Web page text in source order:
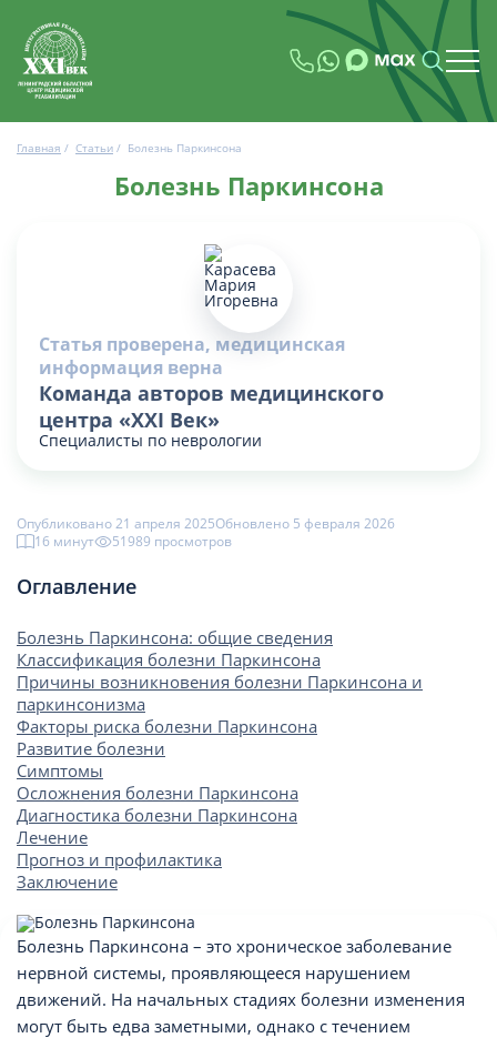
Главная / Статьи / Болезнь Паркинсона
Болезнь Паркинсона
Статья проверена, медицинская
информация верна
Команда авторов медицинского
центра «XXI Век»
Специалисты по неврологии
Опубликовано 21 апреля 2025Обновлено 5 февраля 2026
16 минут
51989 просмотров
Оглавление
Болезнь Паркинсона: общие сведения
Классификация болезни Паркинсона
Причины возникновения болезни Паркинсона и
паркинсонизма
Факторы риска болезни Паркинсона
Развитие болезни
Симптомы
Осложнения болезни Паркинсона
Диагностика болезни Паркинсона
Лечение
Прогноз и профилактика
Заключение
Болезнь Паркинсона – это хроническое заболевание
нервной системы, проявляющееся нарушением
движений. На начальных стадиях болезни изменения
могут быть едва заметными, однако с течением